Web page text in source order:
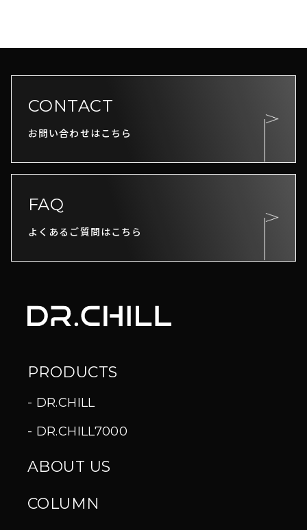
CONTACT
お問い合わせはこちら
FAQ
よくあるご質問はこちら
PRODUCTS
DR.CHILL
DR.CHILL7000
ABOUT US
COLUMN